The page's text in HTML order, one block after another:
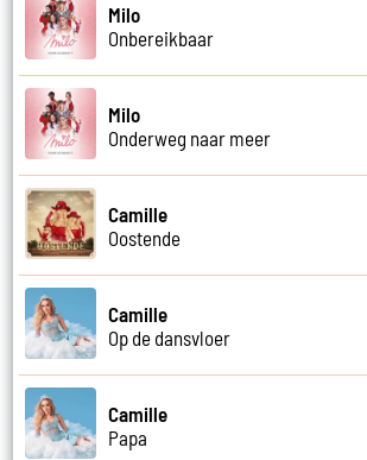
Milo
Onbereikbaar
Milo
Onderweg naar meer
Camille
Oostende
Camille
Op de dansvloer
Camille
Papa